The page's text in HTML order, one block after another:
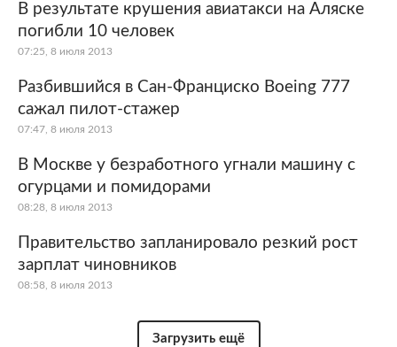
В результате крушения авиатакси на Аляске
погибли 10 человек
07:25, 8 июля 2013
Разбившийся в Сан-Франциско Boeing 777
сажал пилот-стажер
07:47, 8 июля 2013
В Москве у безработного угнали машину с
огурцами и помидорами
08:28, 8 июля 2013
Правительство запланировало резкий рост
зарплат чиновников
08:58, 8 июля 2013
Загрузить ещё